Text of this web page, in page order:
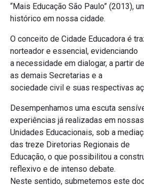
“Mais Educação São Paulo” (2013),
histórico em nossa cidade.
O conceito de Cidade Educadora é
norteador e essencial, evidenciando
a necessidade em dialogar, a partir
as demais Secretarias e a
sociedade civil e suas respectivas
Desempenhamos uma escuta
experiências já realizadas em nossas
Unidades Educacionais, sob a
das treze Diretorias Regionais de
Educação, o que possibilitou a
reflexivo e de intenso debate.
Neste sentido, submetemos este